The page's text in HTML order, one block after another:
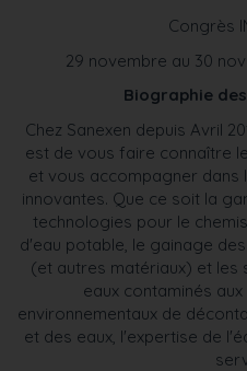
Congrès
29 novembre au 30
Biographie
Chez Sanexen depuis Avril
est de vous faire connaître
et vous accompagner dans
innovantes. Que ce soit la
technologies pour le
d'eau potable, le gainage
(et autres matériaux) et les
eaux contaminés
environnementaux de
et des eaux, l'expertise de